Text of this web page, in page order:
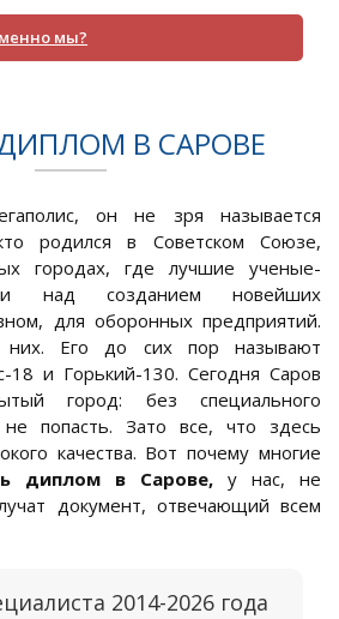
мы?
В САРОВЕ
он не зря называется
родился в Советском Союзе,
городах, где лучшие ученые-
над созданием новейших
для оборонных предприятий.
Его до сих пор называют
18 и Горький-130. Сегодня Саров
город: без специального
попасть. Зато все, что здесь
качества. Вот почему многие
диплом в Сарове, у нас, не
документ, отвечающий всем
2014-2026 года